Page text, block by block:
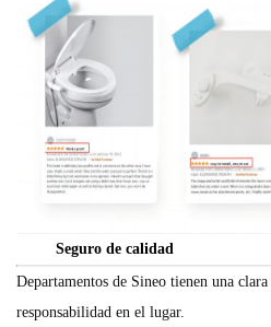
Seguro de calidad
Departamentos de Sineo tienen una
responsabilidad en el lugar.